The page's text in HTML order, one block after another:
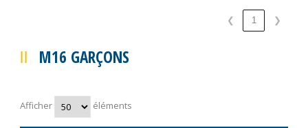
❮ 1 ❯
M16 GARÇONS
Afficher éléments